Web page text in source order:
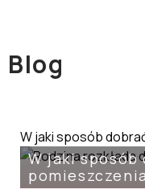
Blog
W jaki sposób
W jaki sposób